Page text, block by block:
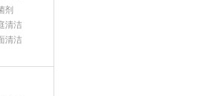
剂
清洁
清洁